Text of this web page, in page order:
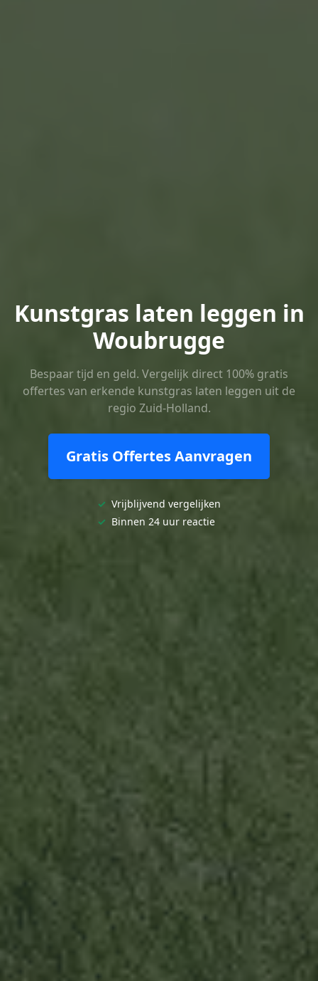
Kunstgras laten leggen in
Woubrugge
Bespaar tijd en geld. Vergelijk direct 100% gratis
offertes van erkende kunstgras laten leggen uit de
regio Zuid-Holland.
Gratis Offertes Aanvragen
✓ Vrijblijvend vergelijken
✓ Binnen 24 uur reactie